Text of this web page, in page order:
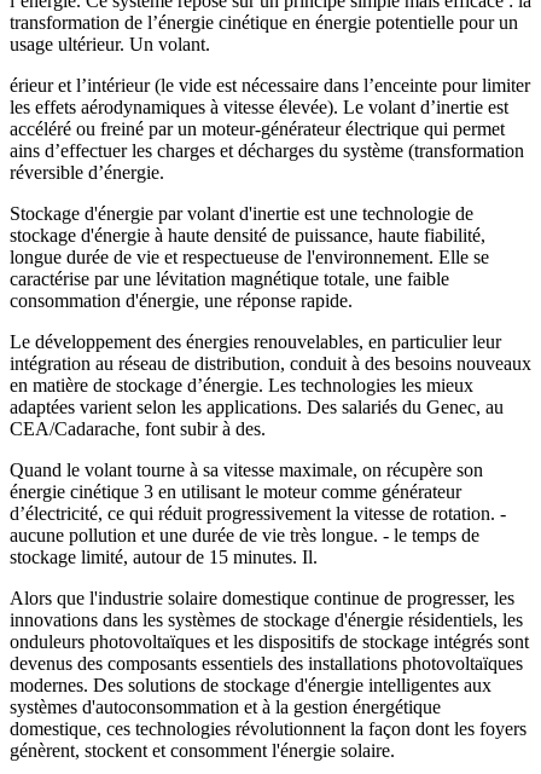
transformation de l’énergie cinétique en énergie potentielle pour un
usage ultérieur. Un volant.
érieur et l’intérieur (le vide est nécessaire dans l’enceinte pour limiter
les effets aérodynamiques à vitesse élevée). Le volant d’inertie est
accéléré ou freiné par un moteur-générateur électrique qui permet
ains d’effectuer les charges et décharges du système (transformation
réversible d’énergie.
Stockage d'énergie par volant d'inertie est une technologie de
stockage d'énergie à haute densité de puissance, haute fiabilité,
longue durée de vie et respectueuse de l'environnement. Elle se
caractérise par une lévitation magnétique totale, une faible
consommation d'énergie, une réponse rapide.
Le développement des énergies renouvelables, en particulier leur
intégration au réseau de distribution, conduit à des besoins nouveaux
en matière de stockage d’énergie. Les technologies les mieux
adaptées varient selon les applications. Des salariés du Genec, au
CEA/Cadarache, font subir à des.
Quand le volant tourne à sa vitesse maximale, on récupère son
énergie cinétique 3 en utilisant le moteur comme générateur
d’électricité, ce qui réduit progressivement la vitesse de rotation. -
aucune pollution et une durée de vie très longue. - le temps de
stockage limité, autour de 15 minutes. Il.
Alors que l'industrie solaire domestique continue de progresser, les
innovations dans les systèmes de stockage d'énergie résidentiels, les
onduleurs photovoltaïques et les dispositifs de stockage intégrés sont
devenus des composants essentiels des installations photovoltaïques
modernes. Des solutions de stockage d'énergie intelligentes aux
systèmes d'autoconsommation et à la gestion énergétique
domestique, ces technologies révolutionnent la façon dont les foyers
génèrent, stockent et consomment l'énergie solaire.